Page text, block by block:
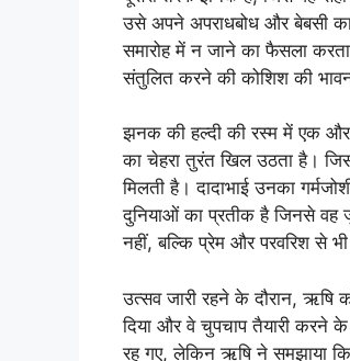
उसे अपने अपराधबोध और बेबसी
समारोह में न जाने का फैसला
संतुलित करने की कोशिश की
झनक की हल्दी की रस्म में एक और
का चेहरा तुरंत खिल उठता है।
मिलती है। दादाभाई उनका
दुनियाओं का प्रतीक है जिनसे वह
नहीं, बल्कि प्रेम और परवरिश से भी
उत्सव जारी रहने के दौरान,
दिया और वे चुपचाप तैयारी करने
रह गए, लेकिन ऋषि ने समझाया कि